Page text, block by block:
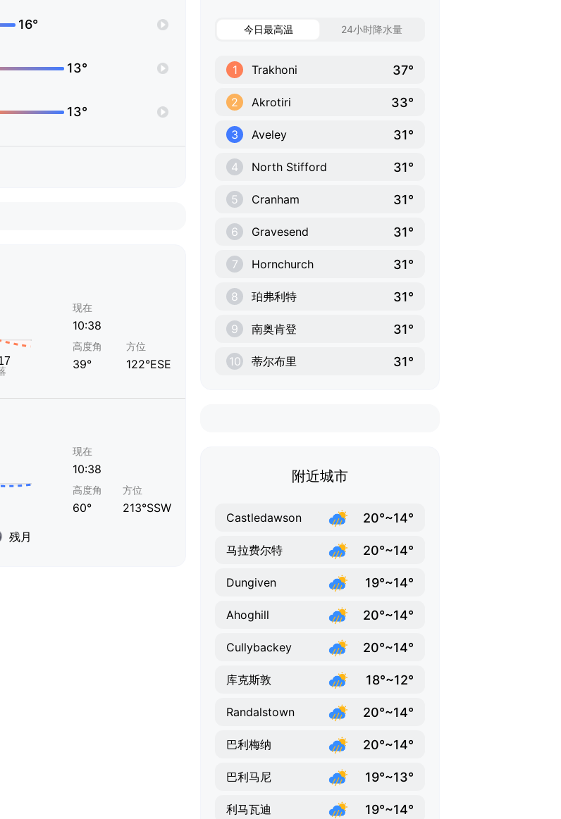
16°
13°
13°
现在
10:38
高度角
39°
方位
122°ESE
残月
现在
10:38
高度角
60°
方位
213°SSW
今日最高温 24小时降水量
1 Trakhoni 37°
2 Akrotiri 33°
3 Aveley 31°
4 North Stifford 31°
5 Cranham 31°
6 Gravesend 31°
7 Hornchurch 31°
8 珀弗利特 31°
9 南奥肯登 31°
10 蒂尔布里 31°
附近城市
Castledawson 20°~14°
马拉费尔特 20°~14°
Dungiven 19°~14°
Ahoghill 20°~14°
Cullybackey 20°~14°
库克斯敦 18°~12°
Randalstown 20°~14°
巴利梅纳 20°~14°
巴利马尼 19°~13°
利马瓦迪 19°~14°